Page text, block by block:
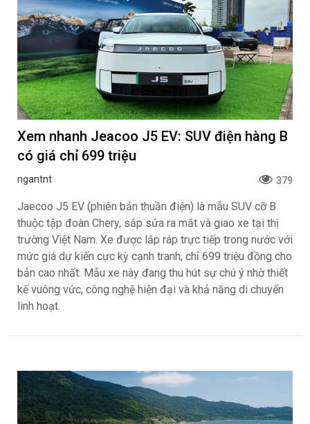
Xem nhanh Jeacoo J5 EV: SUV điện hàng B
có giá chỉ 699 triệu
ngantnt 379
Jaecoo J5 EV (phiên bản thuần điện) là mẫu SUV cỡ B
thuộc tập đoàn Chery, sắp sửa ra mắt và giao xe tại thị
trường Việt Nam. Xe được lắp ráp trực tiếp trong nước với
mức giá dự kiến cực kỳ cạnh tranh, chỉ 699 triệu đồng cho
bản cao nhất. Mẫu xe này đang thu hút sự chú ý nhờ thiết
kế vuông vức, công nghệ hiện đại và khả năng di chuyển
linh hoạt.